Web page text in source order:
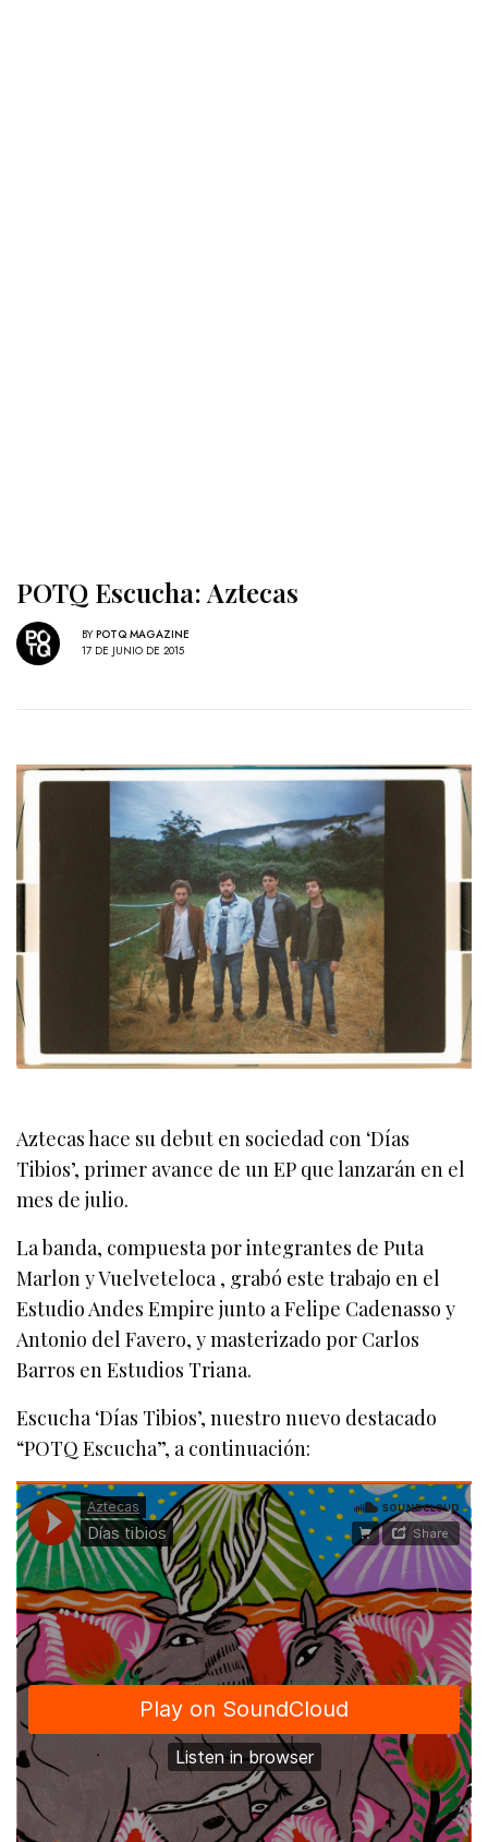
POTQ Escucha: Aztecas
BY POTQ MAGAZINE
17 DE JUNIO DE 2015
Aztecas hace su debut en sociedad con ‘Días
Tibios’, primer avance de un EP que lanzarán en el
mes de julio.
La banda, compuesta por integrantes de Puta
Marlon y Vuelveteloca , grabó este trabajo en el
Estudio Andes Empire junto a Felipe Cadenasso y
Antonio del Favero, y masterizado por Carlos
Barros en Estudios Triana.
Escucha ‘Días Tibios’, nuestro nuevo destacado
“POTQ Escucha”, a continuación: